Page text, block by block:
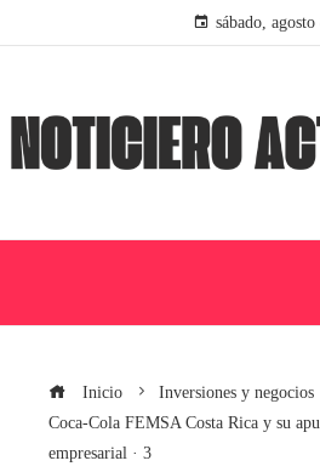
sábado, agosto
Inicio
Inversiones y negocios
Coca-Cola FEMSA Costa Rica y su
empresarial · 3